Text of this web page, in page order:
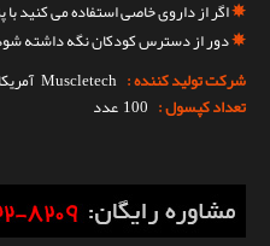
✵اگر از داروی خاصی استفاده می کنید
✵دور از دسترس کودکان نگه داشته
شرکت تولید کننده : Muscletech آمریکا
تعداد کپسول : 100 عدد